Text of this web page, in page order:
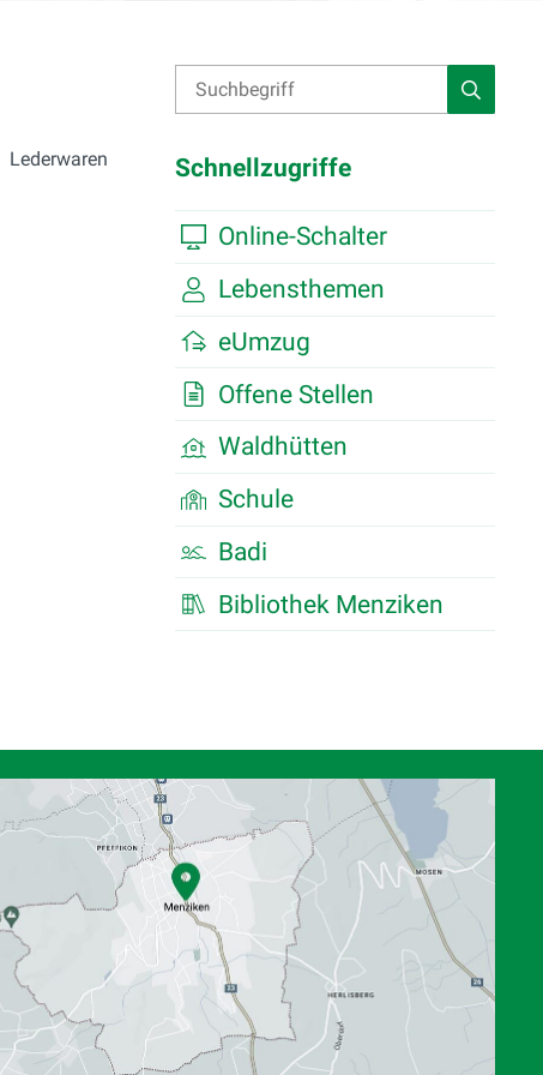
Suche
Suchbegriff
Suche
Schnellzugriffe
Online-Schalter
Lebensthemen
eUmzug
Offene Stellen
Waldhütten
Schule
Badi
Bibliothek Menziken